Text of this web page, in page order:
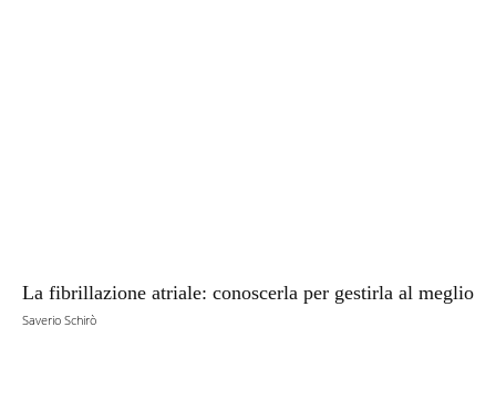
La fibrillazione atriale: conoscerla per gestirla al meglio
Saverio Schirò